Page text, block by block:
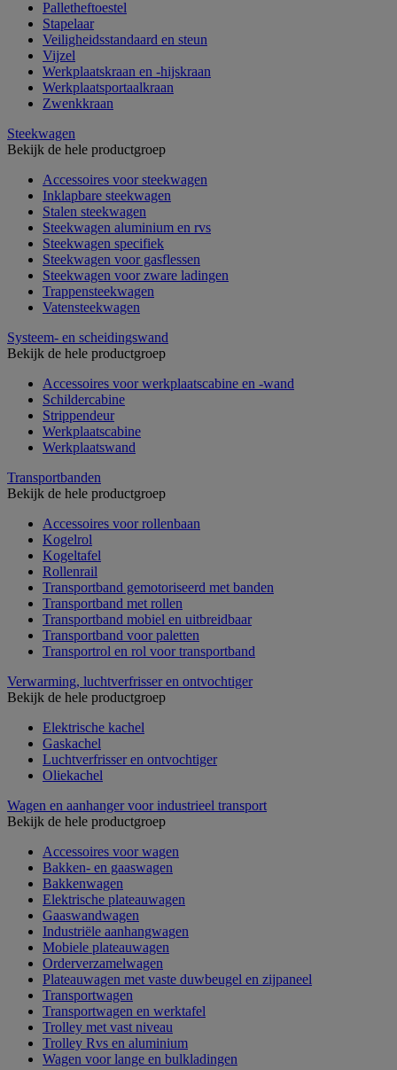
Palletheftoestel
Stapelaar
Veiligheidsstandaard en steun
Vijzel
Werkplaatskraan en -hijskraan
Werkplaatsportaalkraan
Zwenkkraan
Steekwagen
Bekijk de hele productgroep
Accessoires voor steekwagen
Inklapbare steekwagen
Stalen steekwagen
Steekwagen aluminium en rvs
Steekwagen specifiek
Steekwagen voor gasflessen
Steekwagen voor zware ladingen
Trappensteekwagen
Vatensteekwagen
Systeem- en scheidingswand
Bekijk de hele productgroep
Accessoires voor werkplaatscabine en -wand
Schildercabine
Strippendeur
Werkplaatscabine
Werkplaatswand
Transportbanden
Bekijk de hele productgroep
Accessoires voor rollenbaan
Kogelrol
Kogeltafel
Rollenrail
Transportband gemotoriseerd met banden
Transportband met rollen
Transportband mobiel en uitbreidbaar
Transportband voor paletten
Transportrol en rol voor transportband
Verwarming, luchtverfrisser en ontvochtiger
Bekijk de hele productgroep
Elektrische kachel
Gaskachel
Luchtverfrisser en ontvochtiger
Oliekachel
Wagen en aanhanger voor industrieel transport
Bekijk de hele productgroep
Accessoires voor wagen
Bakken- en gaaswagen
Bakkenwagen
Elektrische plateauwagen
Gaaswandwagen
Industriële aanhangwagen
Mobiele plateauwagen
Orderverzamelwagen
Plateauwagen met vaste duwbeugel en zijpaneel
Transportwagen
Transportwagen en werktafel
Trolley met vast niveau
Trolley Rvs en aluminium
Wagen voor lange en bulkladingen